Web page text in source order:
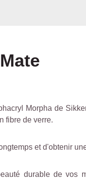
Morpha de
fibre de verre.
et d'obtenir
durable de vos